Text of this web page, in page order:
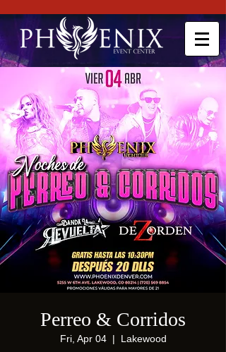
Perreo & Corridos
Fri, Apr 04
  |
Lakewood